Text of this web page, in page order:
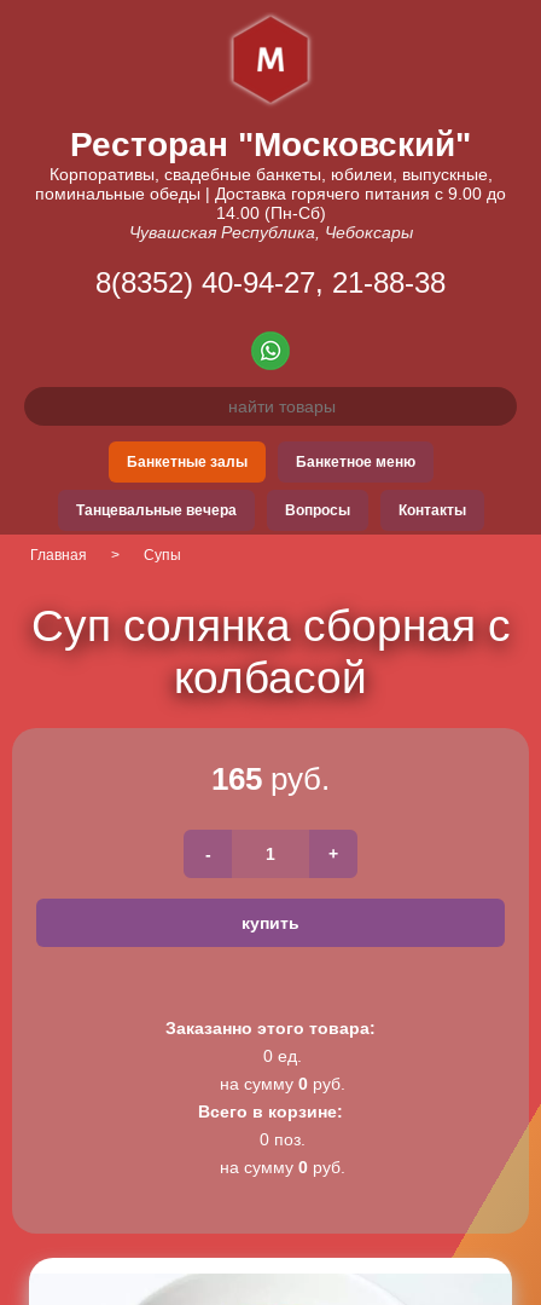
Ресторан "Московский"
Корпоративы, свадебные банкеты, юбилеи, выпускные,
поминальные обеды | Доставка горячего питания с 9.00 до
14.00 (Пн-Сб)
Чувашская Республика, Чебоксары
8(8352) 40-94-27, 21-88-38
Банкетные залы Банкетное меню
Танцевальные вечера Вопросы Контакты
Главная > Супы
Суп солянка сборная с
колбасой
165 руб.
Заказанно этого товара:
0 ед.
на сумму 0 руб.
Всего в корзине:
0 поз.
на сумму 0 руб.